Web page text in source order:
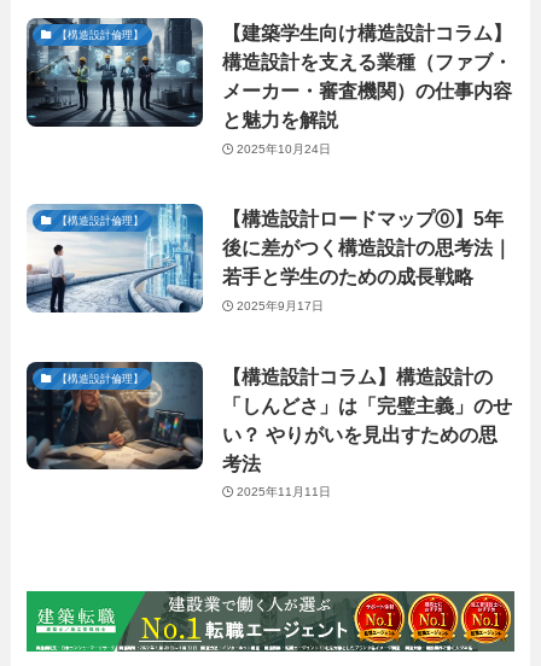
【構造設計倫理】
【建築学生向け構造設計コラム】
構造設計を支える業種（ファブ・
メーカー・審査機関）の仕事内容
と魅力を解説
2025年10月24日
【構造設計倫理】
【構造設計ロードマップ⓪】5年
後に差がつく構造設計の思考法｜
若手と学生のための成長戦略
2025年9月17日
【構造設計倫理】
【構造設計コラム】構造設計の
「しんどさ」は「完璧主義」のせ
い？ やりがいを見出すための思
考法
2025年11月11日